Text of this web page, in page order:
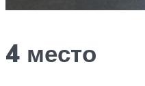
4 место